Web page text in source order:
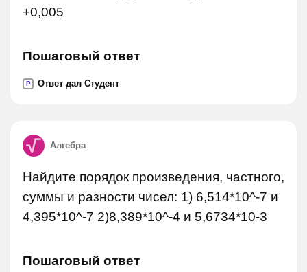
+0,005
Пошаговый ответ
P Ответ дал Студент
Алгебра
Найдите порядок произведения, частного,
суммы и разности чисел: 1) 6,514*10^-7 и
4,395*10^-7 2)8,389*10^-4 и 5,6734*10-3
Пошаговый ответ